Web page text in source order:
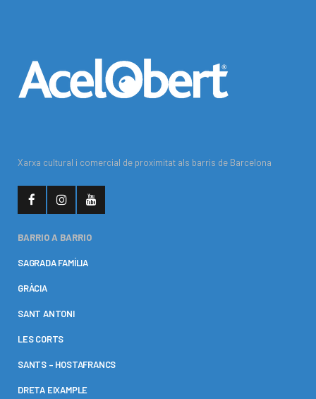
Xarxa cultural i comercial de proximitat als barris de Barcelona
BARRIO A BARRIO
SAGRADA FAMÍLIA
GRÀCIA
SANT ANTONI
LES CORTS
SANTS – HOSTAFRANCS
DRETA EIXAMPLE